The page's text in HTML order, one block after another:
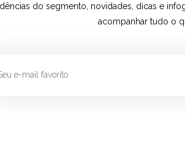
do segmento, novidades, dicas e
acompanhar tudo o